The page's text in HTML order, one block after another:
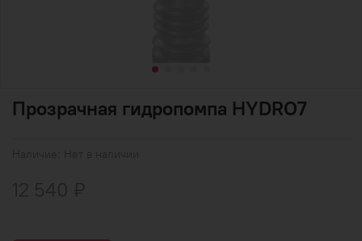
Прозрачная гидропомпа HYDRO7